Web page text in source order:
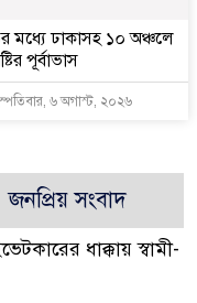
মধ্যে ঢাকাসহ ১০ অঞ্চলে
পূর্বাভাস
৬ অগাস্ট, ২০২৬
জনপ্রিয় সংবাদ
ধাক্কায় স্বামী-